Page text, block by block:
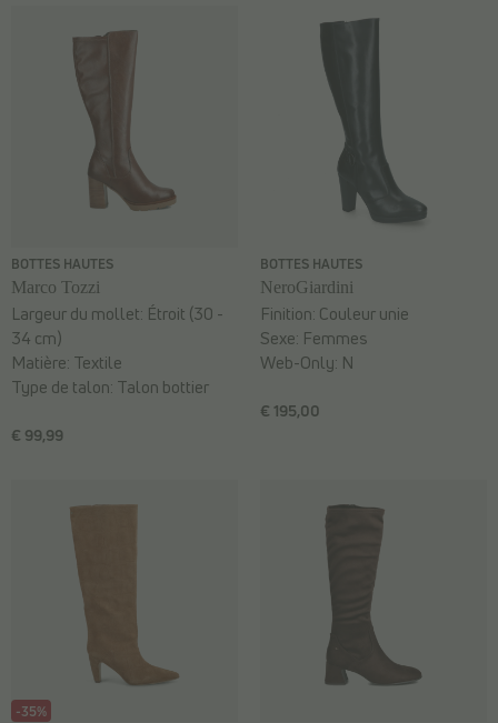
BOTTES HAUTES
Marco Tozzi
€ 99,99
Largeur du mollet: Étroit (30 -
34 cm)
Matière: Textile
Type de talon: Talon bottier
BOTTES HAUTES
NeroGiardini
€ 195,00
Finition: Couleur unie
Sexe: Femmes
Web-Only: N
-35%